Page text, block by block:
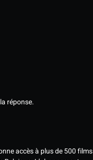
réponse.
accès à plus de 500 films